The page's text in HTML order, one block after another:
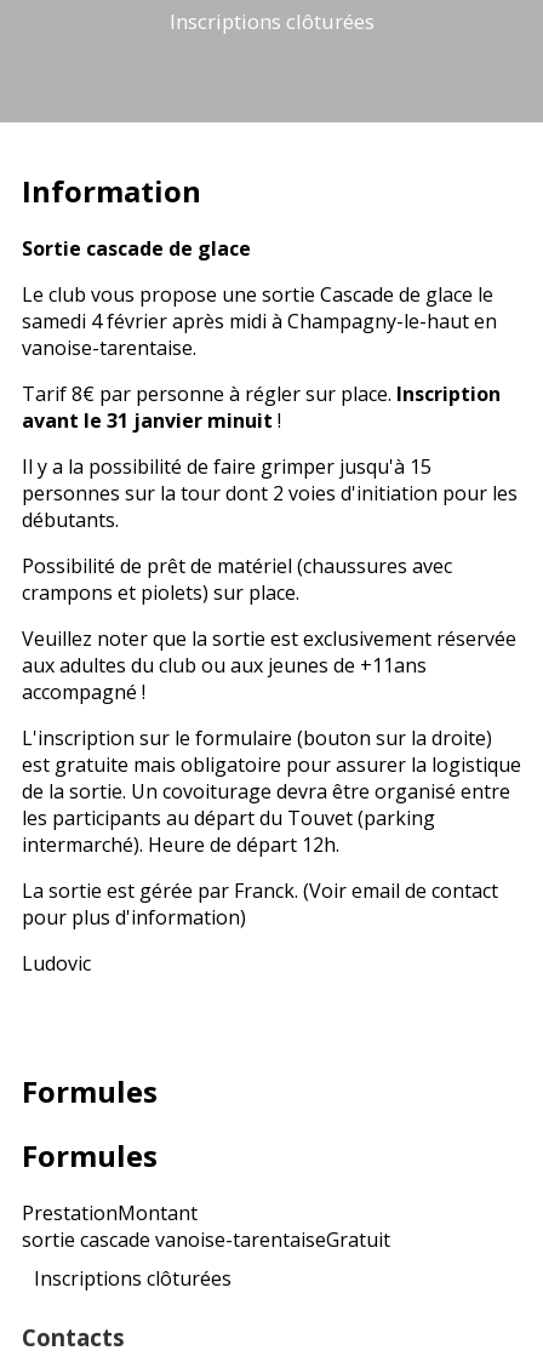
Inscriptions clôturées
Information
Sortie cascade de glace
Le club vous propose une sortie Cascade de glace le
samedi 4 février après midi à Champagny-le-haut en
vanoise-tarentaise.
Tarif 8€ par personne à régler sur place. Inscription
avant le 31 janvier minuit !
Il y a la possibilité de faire grimper jusqu'à 15
personnes sur la tour dont 2 voies d'initiation pour les
débutants.
Possibilité de prêt de matériel (chaussures avec
crampons et piolets) sur place.
Veuillez noter que la sortie est exclusivement réservée
aux adultes du club ou aux jeunes de +11ans
accompagné !
L'inscription sur le formulaire (bouton sur la droite)
est gratuite mais obligatoire pour assurer la logistique
de la sortie. Un covoiturage devra être organisé entre
les participants au départ du Touvet (parking
intermarché). Heure de départ 12h.
La sortie est gérée par Franck. (Voir email de contact
pour plus d'information)
Ludovic
Formules
Formules
PrestationMontant
sortie cascade vanoise-tarentaiseGratuit
Inscriptions clôturées
Contacts